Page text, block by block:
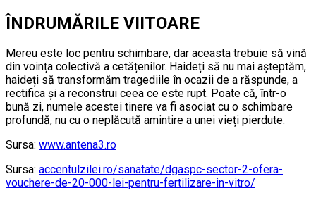
ÎNDRUMĂRILE VIITOARE
Mereu este loc pentru schimbare, dar aceasta trebuie să vină
din voința colectivă a cetățenilor. Haideți să nu mai așteptăm,
haideți să transformăm tragediile în ocazii de a răspunde, a
rectifica și a reconstrui ceea ce este rupt. Poate că, într-o
bună zi, numele acestei tinere va fi asociat cu o schimbare
profundă, nu cu o neplăcută amintire a unei vieți pierdute.
Sursa: www.antena3.ro
Sursa: accentulzilei.ro/sanatate/dgaspc-sector-2-ofera-
vouchere-de-20-000-lei-pentru-fertilizare-in-vitro/